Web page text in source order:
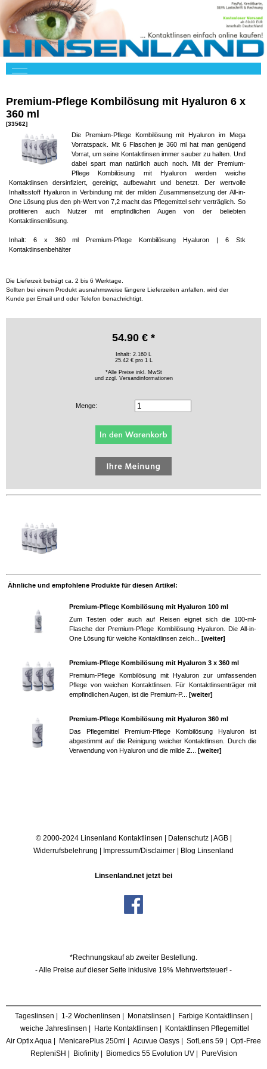
Premium-Pflege Kombilösung mit Hyaluron 6 x
360 ml
[33562]
Die Premium-Pflege Kombilösung mit Hyaluron im Mega
Vorratspack. Mit 6 Flaschen je 360 ml hat man genügend
Vorrat, um seine Kontaktlinsen immer sauber zu halten. Und
dabei spart man natürlich auch noch. Mit der Premium-
Pflege Kombilösung mit Hyaluron werden weiche
Kontaktlinsen dersinfiziert, gereinigt, aufbewahrt und benetzt. Der wertvolle
Inhaltsstoff Hyaluron in Verbindung mit der milden Zusammensetzung der All-in-
One Lösung plus den ph-Wert von 7,2 macht das Pflegemittel sehr verträglich. So
profitieren auch Nutzer mit empfindlichen Augen von der beliebten
Kontaktlinsenlösung.
Inhalt: 6 x 360 ml Premium-Pflege Kombilösung Hyaluron | 6 Stk
Kontaktlinsenbehälter
Die Lieferzeit beträgt ca. 2 bis 6 Werktage.
Sollten bei einem Produkt ausnahmsweise längere Lieferzeiten anfallen, wird der
Kunde per Email und oder Telefon benachrichtigt.
54.90 € *
Inhalt: 2.160 L
25.42 € pro 1 L
*Alle Preise inkl. MwSt
und zzgl. Versandinformationen
Menge:
Ähnliche und empfohlene Produkte für diesen Artikel:
Premium-Pflege Kombilösung mit Hyaluron 100 ml
Zum Testen oder auch auf Reisen eignet sich die 100-ml-
Flasche der Premium-Pflege Kombilösung Hyaluron. Die All-in-
One Lösung für weiche Kontaktlinsen zeich... [weiter]
Premium-Pflege Kombilösung mit Hyaluron 3 x 360 ml
Premium-Pflege Kombilösung mit Hyaluron zur umfassenden
Pflege von weichen Kontaktlinsen. Für Kontaktlinsenträger mit
empfindlichen Augen, ist die Premium-P... [weiter]
Premium-Pflege Kombilösung mit Hyaluron 360 ml
Das Pflegemittel Premium-Pflege Kombilösung Hyaluron ist
abgestimmt auf die Reinigung weicher Kontaktlinsen. Durch die
Verwendung von Hyaluron und die milde Z... [weiter]
© 2000-2024 Linsenland Kontaktlinsen | Datenschutz| AGB|
Widerrufsbelehrung | Impressum/Disclaimer | Blog Linsenland
Linsenland.net jetzt bei
*Rechnungskauf ab zweiter Bestellung.
- Alle Preise auf dieser Seite inklusive 19% Mehrwertsteuer! -
Tageslinsen | 1-2 Wochenlinsen | Monatslinsen | Farbige Kontaktlinsen |
weiche Jahreslinsen | Harte Kontaktlinsen | Kontaktlinsen Pflegemittel
Air Optix Aqua | MenicarePlus 250ml | Acuvue Oasys | SofLens 59 | Opti-Free
RepleniSH | Biofinity| Biomedics 55 Evolution UV| PureVision